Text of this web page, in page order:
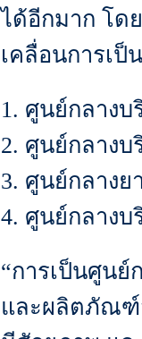
ได้อีกมาก โด
เคลื่อนการเป็
1. ศูนย์กลางบ
2. ศูนย์กลางบ
3. ศูนย์กลาง
4. ศูนย์กลางบ
“การเป็นศูนย์
และผลิตภัณฑ์